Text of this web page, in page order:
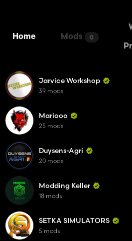
Home Mods 0
Jarvice Workshop
39 mods
Mariooo
25 mods
Duysens-Agri
20 mods
Modding Keller
18 mods
SETKA SIMULATORS
5 mods